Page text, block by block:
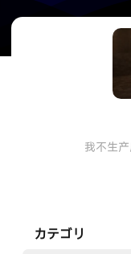
我不生
カテゴリ